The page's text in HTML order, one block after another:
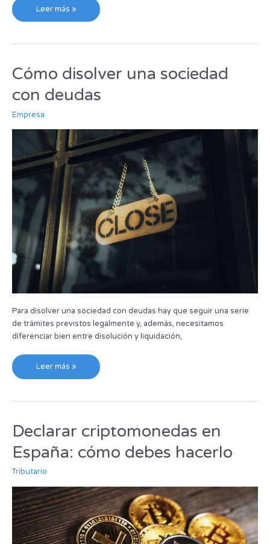
Leer más »
Cómo disolver una sociedad
con deudas
Empresa
Para disolver una sociedad con deudas hay que seguir una serie
de trámites previstos legalmente y, además, necesitamos
diferenciar bien entre disolución y liquidación,
Cómo
disolver
una
con
deudas
Leer más »
Declarar criptomonedas en
España: cómo debes hacerlo
Tributario
Declarar
criptomonedas
en
cómo
debes
hacerlo